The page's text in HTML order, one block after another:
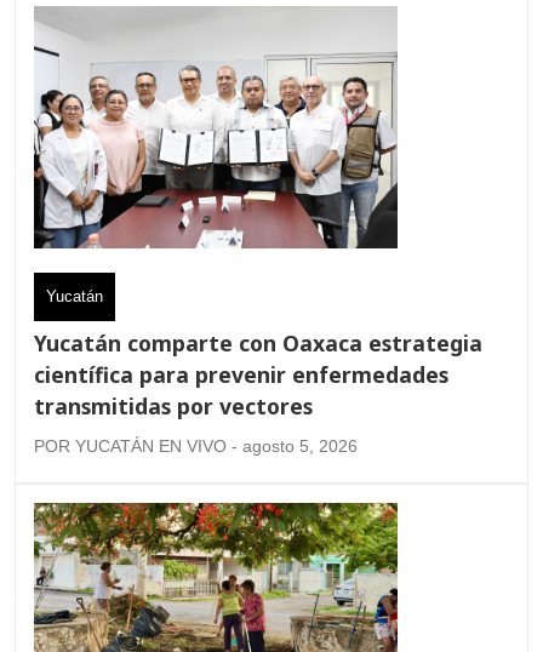
Yucatán
Yucatán comparte con Oaxaca estrategia
científica para prevenir enfermedades
transmitidas por vectores
POR YUCATÁN EN VIVO - agosto 5, 2026